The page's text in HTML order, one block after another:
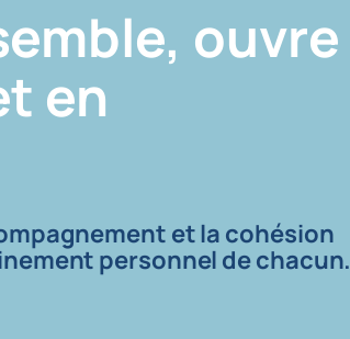
ouvre
en
et la cohésion
personnel de chacun.